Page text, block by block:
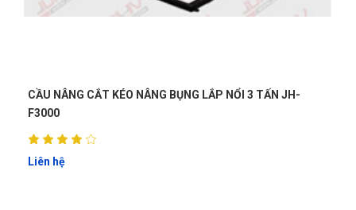
CẦU NÂNG CẮT KÉO 5T (KÍCH PHỤ 2,5T) ER-YL750A
Liên hệ